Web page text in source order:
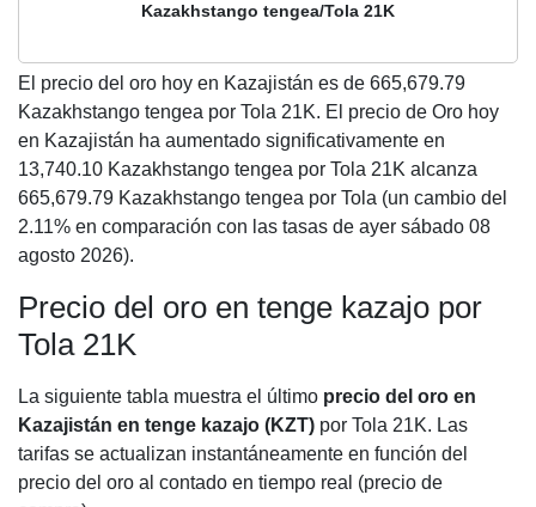
Kazakhstango tengea/Tola 21K
El precio del oro hoy en Kazajistán es de 665,679.79
Kazakhstango tengea por Tola 21K. El precio de Oro hoy
en Kazajistán ha aumentado significativamente en
13,740.10 Kazakhstango tengea por Tola 21K alcanza
665,679.79 Kazakhstango tengea por Tola (un cambio del
2.11% en comparación con las tasas de ayer sábado 08
agosto 2026).
Precio del oro en tenge kazajo por
Tola 21K
La siguiente tabla muestra el último precio del oro en
Kazajistán en tenge kazajo (KZT) por Tola 21K. Las
tarifas se actualizan instantáneamente en función del
precio del oro al contado en tiempo real (precio de